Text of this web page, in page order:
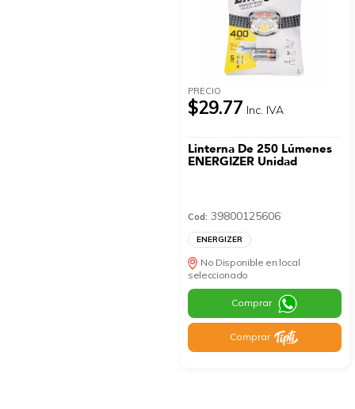
PRECIO
$29.77 Inc. IVA
Linterna De 250 Lúmenes
ENERGIZER Unidad
Cod: 39800125606
ENERGIZER
No Disponible en local
seleccionado
Comprar
Comprar